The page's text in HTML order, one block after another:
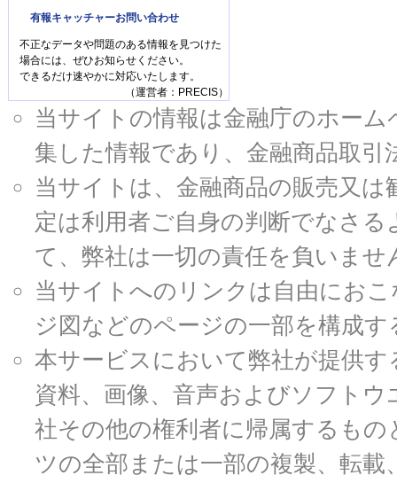
有報キャッチャーお問い合わせ
不正なデータや問題のある情報を見つけた
場合には、ぜひお知らせください。
できるだけ速やかに対応いたします。
（運営者：PRECIS）
当サイトの情報は金融庁のホー
集した情報であり、金融商品取
当サイトは、金融商品の販売又
定は利用者ご自身の判断でなさ
て、弊社は一切の責任を負いませ
当サイトへのリンクは自由にお
ジ図などのページの一部を構成
本サービスにおいて弊社が提供
資料、画像、音声およびソフト
社その他の権利者に帰属するも
ツの全部または一部の複製、転